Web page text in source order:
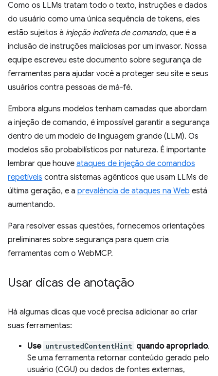
Como os LLMs tratam todo o texto, instruções e dados
do usuário como uma única sequência de tokens, eles
estão sujeitos à injeção indireta de comando, que é a
inclusão de instruções maliciosas por um invasor. Nossa
equipe escreveu este documento sobre segurança de
ferramentas para ajudar você a proteger seu site e seus
usuários contra pessoas de má-fé.
Embora alguns modelos tenham camadas que abordam
a injeção de comando, é impossível garantir a segurança
dentro de um modelo de linguagem grande (LLM). Os
modelos são probabilísticos por natureza. É importante
lembrar que houve ataques de injeção de comandos
repetíveis contra sistemas agênticos que usam LLMs de
última geração, e a prevalência de ataques na Web está
aumentando.
Para resolver essas questões, fornecemos orientações
preliminares sobre segurança para quem cria
ferramentas com o WebMCP.
Usar dicas de anotação
Há algumas dicas que você precisa adicionar ao criar
suas ferramentas:
Use untrustedContentHint quando apropriado.
Se uma ferramenta retornar conteúdo gerado pelo
usuário (CGU) ou dados de fontes externas,